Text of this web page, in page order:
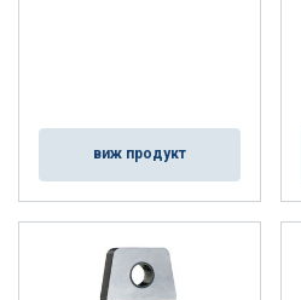
виж продукт